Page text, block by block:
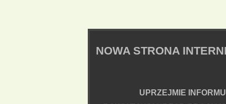
NOWA STRONA
UPRZEJMIE